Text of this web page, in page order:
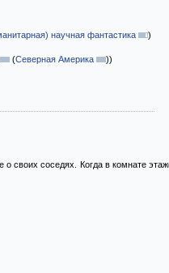
научная фантастика
)
(Северная Америка ))
своих соседях. Когда в комнате